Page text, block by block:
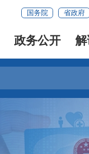
国务院 省政府
政务公开